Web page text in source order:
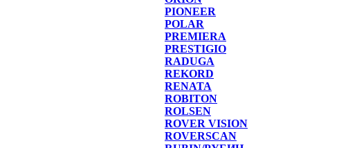
PIONEER
POLAR
PREMIERA
PRESTIGIO
RADUGA
REKORD
RENATA
ROBITON
ROLSEN
ROVER VISION
ROVERSCAN